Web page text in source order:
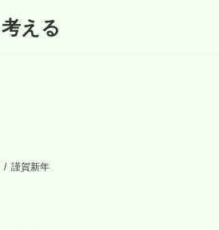
える
謹賀新年